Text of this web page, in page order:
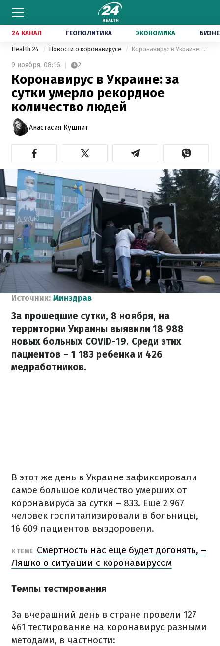
24 КАНАЛ ГЕОПОЛИТИКА ЭКОНОМИКА
Health 24 Новости о коронавирусе Коронавирус в Украине: за сутки умерло рекордное количество людей
9 ноября, 08:16 2
Коронавирус в Украине: за
сутки умерло рекордное
количество людей
Анастасия Кушпит
Источник: Минздрав
За прошедшие сутки, 8 ноября, на
территории Украины выявили 18 988
новых больных COVID-19. Среди этих
пациентов – 1 183 ребенка и 426
медработников.
В этот же день в Украине зафиксировали
самое большое количество умерших от
коронавируса за сутки – 833. Еще 2 967
человек госпитализировали в больницы,
16 609 пациентов выздоровели.
К ТЕМЕ Смертность нас еще будет догонять, –
Ляшко о ситуации с коронавирусом
Темпы тестирования
За вчерашний день в стране провели 127
461 тестирование на коронавирус разными
методами, в частности: